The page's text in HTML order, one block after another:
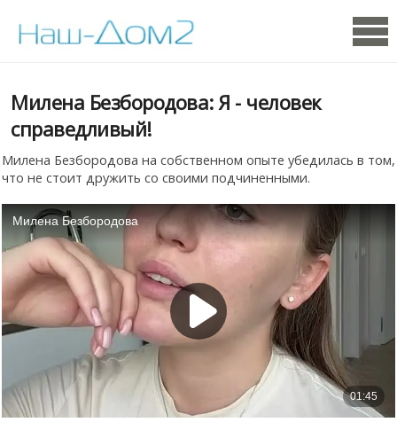
Милена Безбородова: Я - человек
справедливый!
Милена Безбородова на собственном опыте убедилась в том,
что не стоит дружить со своими подчиненными.